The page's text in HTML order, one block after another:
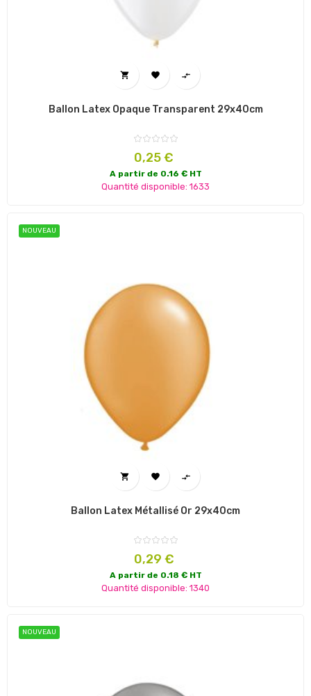
  
Ballon Latex Opaque Transparent 29x40cm
Prix
0,25 €
A partir de 0.16 € HT
Quantité disponible: 1633
NOUVEAU
  
Ballon Latex Métallisé Or 29x40cm
Prix
0,29 €
A partir de 0.18 € HT
Quantité disponible: 1340
NOUVEAU